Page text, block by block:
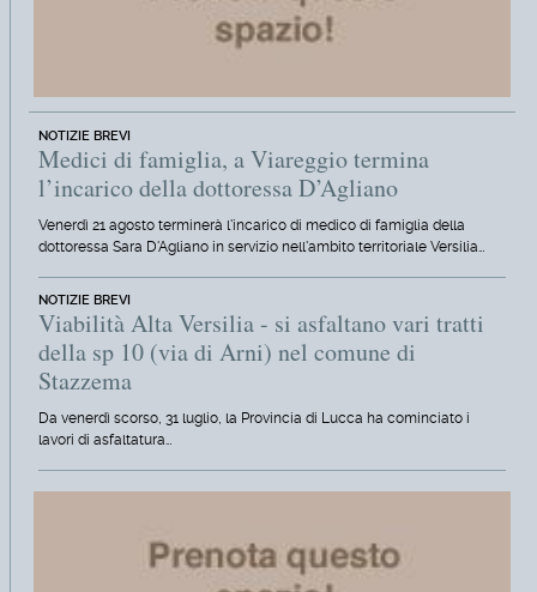
NOTIZIE BREVI
Medici di famiglia, a Viareggio termina
l’incarico della dottoressa D’Agliano
Venerdì 21 agosto terminerà l'incarico di medico di famiglia della
dottoressa Sara D'Agliano in servizio nell'ambito territoriale Versilia…
NOTIZIE BREVI
Viabilità Alta Versilia - si asfaltano vari tratti
della sp 10 (via di Arni) nel comune di
Stazzema
Da venerdì scorso, 31 luglio, la Provincia di Lucca ha cominciato i
lavori di asfaltatura…